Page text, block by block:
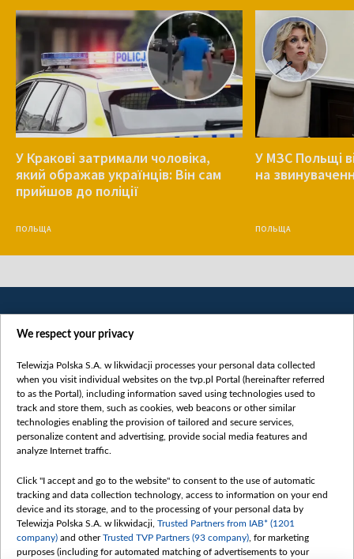
У Кракові затримали чоловіка,
який ображав українців: Він сам
прийшов до поліції
ПОЛЬЩА
У МЗС Польщі
на
ПОЛЬЩА
Категорії
Новини
Докладно
Погляд
Цікаво
Slawa.tv
We respect your privacy
Telewizja Polska S.A. w likwidacji processes your personal data collected
when you visit individual websites on the tvp.pl Portal (hereinafter referred
to as the Portal), including information saved using technologies used to
track and store them, such as cookies, web beacons or other similar
technologies enabling the provision of tailored and secure services,
personalize content and advertising, provide social media features and
analyze Internet traffic.
Click "I accept and go to the website" to consent to the use of automatic
tracking and data collection technology, access to information on your end
device and its storage, and to the processing of your personal data by
Telewizja Polska S.A. w likwidacji, Trusted Partners from IAB* (1201
company) and otherTrusted TVP Partners (93 company) , for marketing
purposes (including for automated matching of advertisements to your